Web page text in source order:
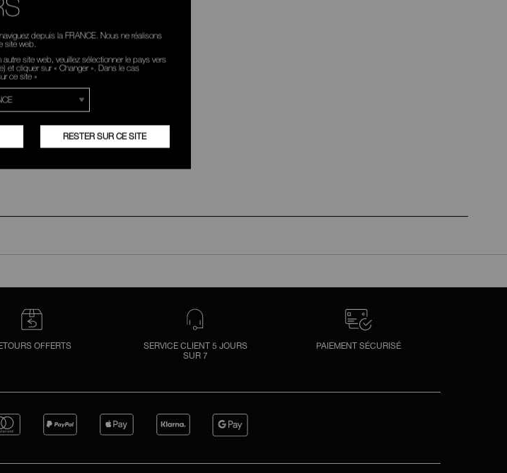
OFFERTS
SERVICE CLIENT 5 JOURS
SUR 7
PAIEMENT SÉCURISÉ
depuis la FRANCE. Nous ne réalisons
site web.
site web, veuillez sélectionner le pays vers
et cliquer sur « Changer ». Dans le cas
ce site »
RESTER SUR CE SITE